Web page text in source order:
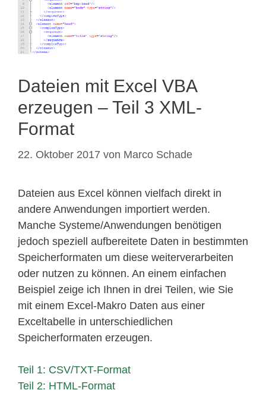
Dateien mit Excel VBA
erzeugen – Teil 3 XML-
Format
22. Oktober 2017 von Marco Schade
Dateien aus Excel können vielfach direkt in
andere Anwendungen importiert werden.
Manche Systeme/Anwendungen benötigen
jedoch speziell aufbereitete Daten in bestimmten
Speicherformaten um diese weiterverarbeiten
oder nutzen zu können. An einem einfachen
Beispiel zeige ich Ihnen in drei Teilen, wie Sie
mit einem Excel-Makro Daten aus einer
Exceltabelle in unterschiedlichen
Speicherformaten erzeugen.
Teil 1: CSV/TXT-Format
Teil 2: HTML-Format